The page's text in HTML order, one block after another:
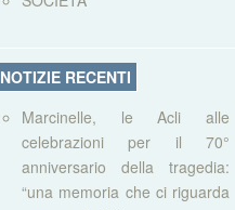
NOTIZIE RECENTI
Marcinelle, le Acli alle
celebrazioni per il 70°
anniversario della tragedia:
“una memoria che ci riguarda